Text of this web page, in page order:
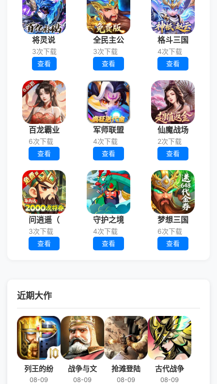
将灵说
3次下载
查看
全民主公
3次下载
查看
格斗三国
4次下载
查看
百龙霸业
6次下载
查看
军师联盟
4次下载
查看
仙魔战场
2次下载
查看
问逍遥（
3次下载
查看
守护之境
4次下载
查看
梦想三国
6次下载
查看
近期大作
列王的纷
08-09
战争与文
08-09
抢滩登陆
08-09
古代战争
08-09